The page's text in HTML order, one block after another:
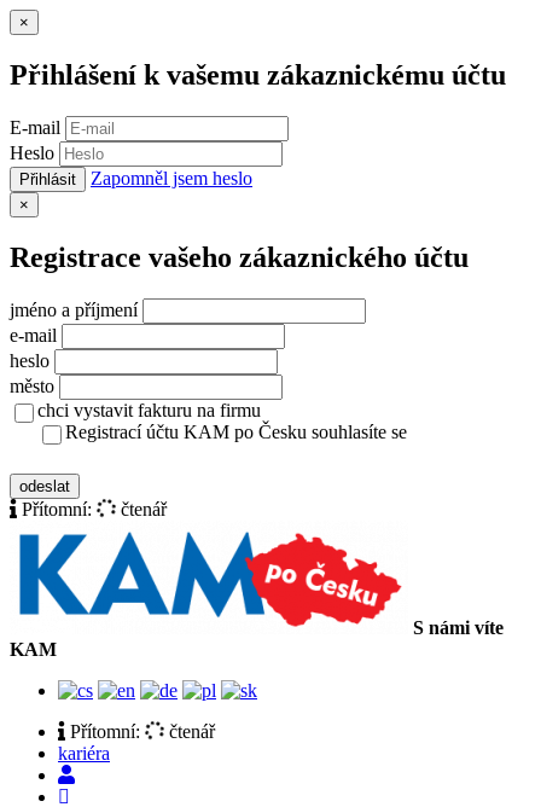
×
Přihlášení k vašemu zákaznickému účtu
E-mail
Heslo
Přihlásit Zapomněl jsem heslo
×
Registrace vašeho zákaznického účtu
jméno a příjmení
e-mail
heslo
město
chci vystavit fakturu na firmu
Registrací účtu KAM po Česku souhlasíte se
odeslat
Přítomní: čtenář
S námi víte
KAM
Přítomní:
čtenář
kariéra